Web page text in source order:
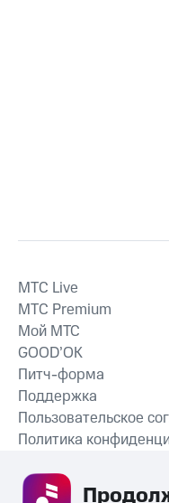
MTС Live
MTС Premium
Мой МТС
GOOD’OK
Питч-форма
Поддержка
Пользовательское
Политика